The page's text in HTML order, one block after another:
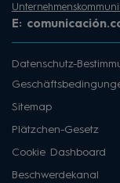
E:
Datenschutz-
Sitemap
Plätzchen-Gesetz
Cookie Dashboard
Beschwerdekanal